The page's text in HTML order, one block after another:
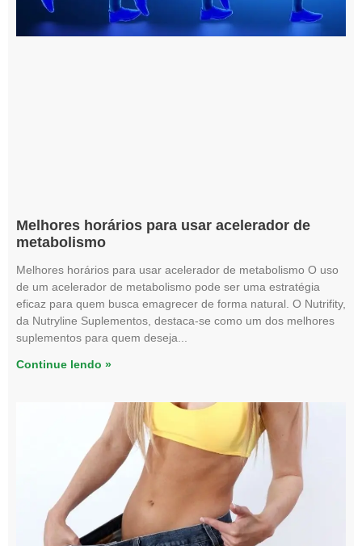
Melhores horários para usar acelerador de
metabolismo
Melhores horários para usar acelerador de metabolismo O uso
de um acelerador de metabolismo pode ser uma estratégia
eficaz para quem busca emagrecer de forma natural. O Nutrifity,
da Nutryline Suplementos, destaca-se como um dos melhores
suplementos para quem deseja
Continue lendo »